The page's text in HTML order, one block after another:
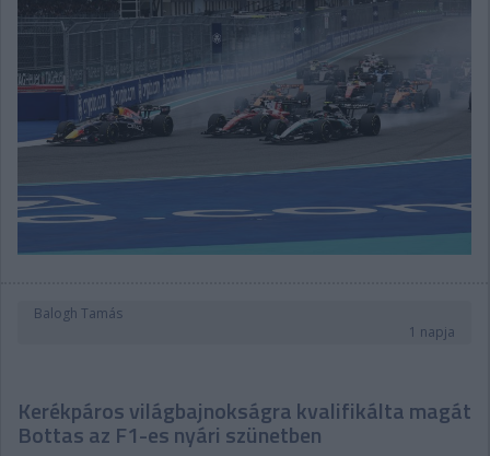
Balogh Tamás
1 napja
Kerékpáros világbajnokságra kvalifikálta magát
Bottas az F1-es nyári szünetben